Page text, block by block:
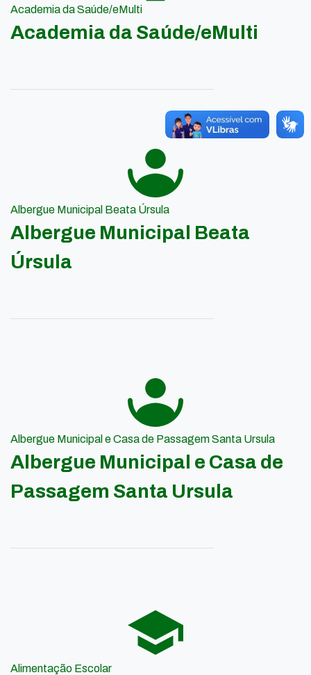
Academia da Saúde/eMulti
Academia da Saúde/eMulti
Albergue Municipal Beata Úrsula
Albergue Municipal Beata
Úrsula
Albergue Municipal e Casa de Passagem Santa Ursula
Albergue Municipal e Casa de
Passagem Santa Ursula
Alimentação Escolar